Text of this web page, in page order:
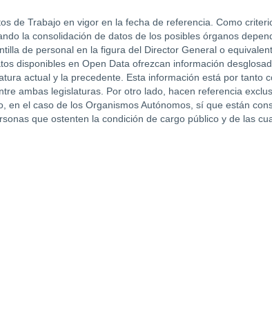
de Trabajo en vigor en la fecha de referencia. Como
la consolidación de datos de los posibles órganos
de personal en la figura del Director General o
disponibles en Open Data ofrezcan información
actual y la precedente. Esta información está por tanto
ambas legislaturas. Por otro lado, hacen referencia
el caso de los Organismos Autónomos, sí que están
que ostenten la condición de cargo público y de las